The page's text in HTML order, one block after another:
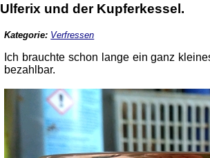
Ulferix und der Kupferkessel.
Kategorie: Verfressen
Ich brauchte schon lange ein ganz
bezahlbar.